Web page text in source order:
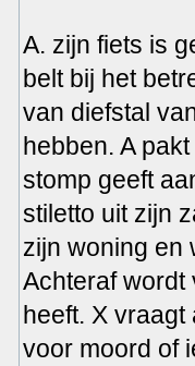
A. zijn fiets is
belt bij het
van diefstal
hebben. A
stomp geeft
stiletto uit zijn
zijn woning en
Achteraf wordt
heeft. X
voor moord of